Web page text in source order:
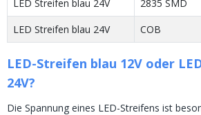
LED Streifen blau 24V 2835 SMD
LED Streifen blau 24V
COB
LED-Streifen blau 12V oder
24V?
Die Spannung eines LED-Streifens ist